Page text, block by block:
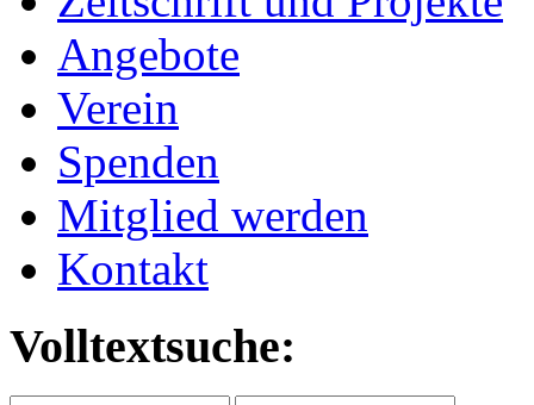
Angebote
Verein
Spenden
Mitglied werden
Kontakt
Volltextsuche: